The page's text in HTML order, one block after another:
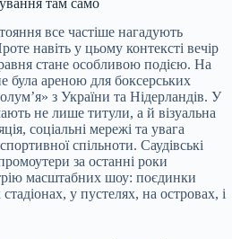
все частіше нагадують
навіть у цьому контексті вечір
стане особливою подією. На
була ареною для боксерських
з України та Нідерландів. У
не лише титули, а й візуальна
соціальні мережі та увага
спільноти. Саудівські
за останні роки
масштабних шоу: поєдинки
у пустелях, на островах, і